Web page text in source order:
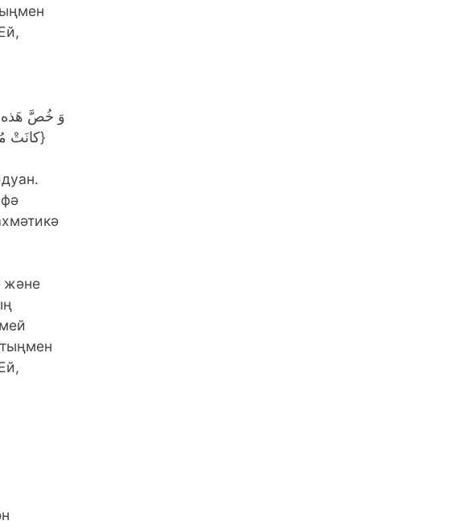
كانَتْ مُسِيئةً فَتَجَاوَزْ عَنْها وَ لَقِّها الاَمْنَ وَ الْبُشْرَى وَ الْكَرامةَ وَ الزُّلْفَى بِرَحْمَتِكَ يا اَرْحَمَ الرَّاحِمينَ}
және